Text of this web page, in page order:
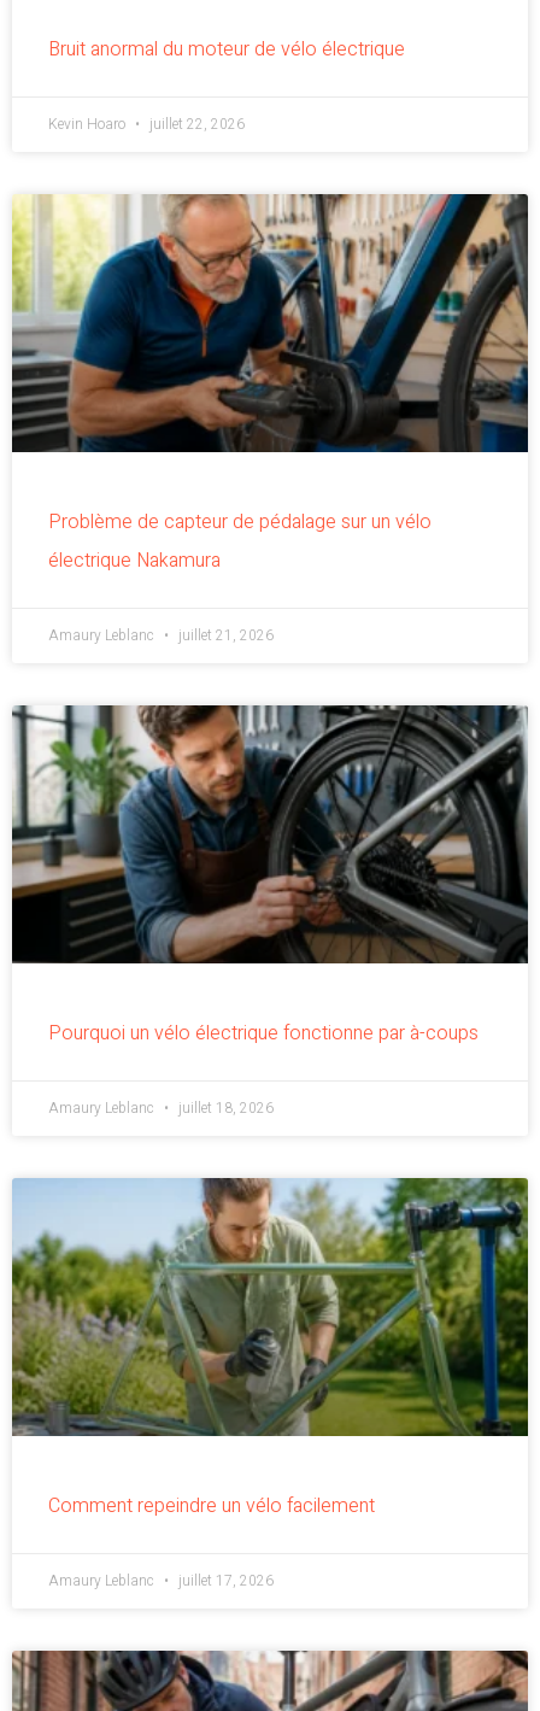
Bruit anormal du moteur de vélo électrique
Kevin Hoaro juillet 22, 2026
Problème de capteur de pédalage sur un vélo
électrique Nakamura
Amaury Leblanc juillet 21, 2026
Pourquoi un vélo électrique fonctionne par à-coups
Amaury Leblanc juillet 18, 2026
Comment repeindre un vélo facilement
Amaury Leblanc juillet 17, 2026